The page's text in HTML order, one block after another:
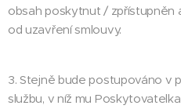
obsah poskytnut / zpřístupněn
od uzavření smlouvy.
3. Stejně bude postupováno v
službu, v níž mu